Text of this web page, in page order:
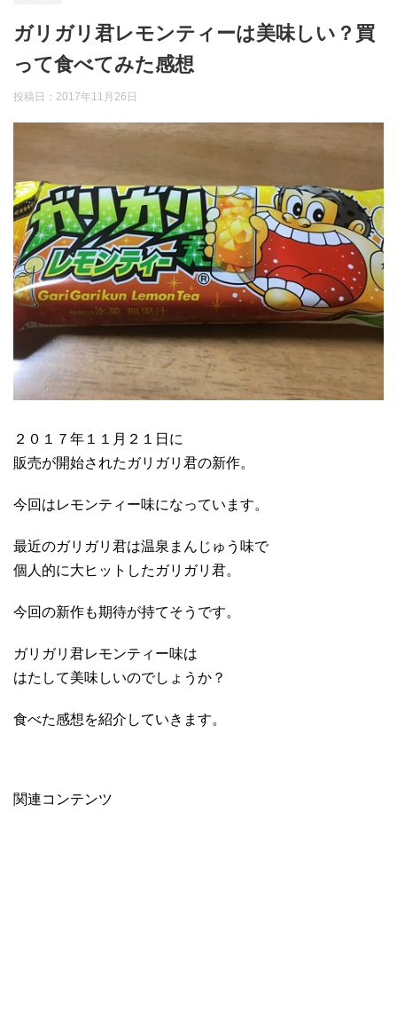
ガリガリ君レモンティーは美味しい？買
って食べてみた感想
投稿日： 2017年11月26日
２０１７年１１月２１日に
販売が開始されたガリガリ君の新作。
今回はレモンティー味になっています。
最近のガリガリ君は温泉まんじゅう味で
個人的に大ヒットしたガリガリ君。
今回の新作も期待が持てそうです。
ガリガリ君レモンティー味は
はたして美味しいのでしょうか？
食べた感想を紹介していきます。
関連コンテンツ